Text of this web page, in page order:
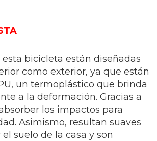
esta bicicleta están diseñadas
como exterior, ya que están
un termoplástico que brinda
a la deformación. Gracias a
los impactos para
Asimismo, resultan suaves
suelo de la casa y son